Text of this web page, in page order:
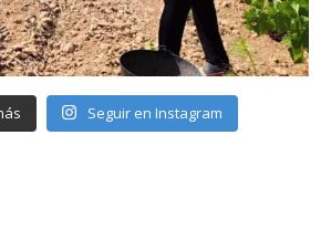
Seguir en Instagram